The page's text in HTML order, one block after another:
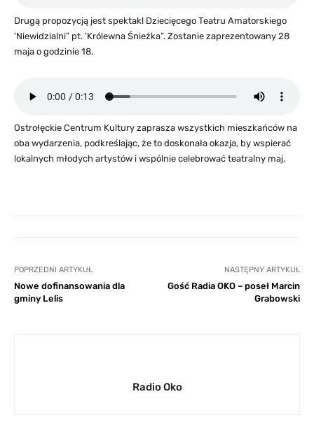
Drugą propozycją jest spektakl Dziecięcego Teatru Amatorskiego
'Niewidzialni” pt. 'Królewna Śnieżka”. Zostanie zaprezentowany 28
maja o godzinie 18.
Ostrołęckie Centrum Kultury zaprasza wszystkich mieszkańców na
oba wydarzenia, podkreślając, że to doskonała okazja, by wspierać
lokalnych młodych artystów i wspólnie celebrować teatralny maj.
POPRZEDNI ARTYKUŁ
Nowe dofinansowania dla
gminy Lelis
NASTĘPNY ARTYKUŁ
Gość Radia OKO – poseł Marcin
Grabowski
Radio Oko